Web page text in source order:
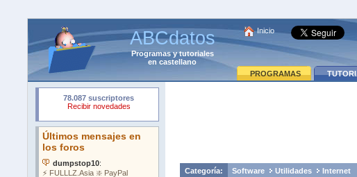
ABCdatos
Programasytutoriales
en castellano
Inicio
PROGRAMAS
Categoría: Software Utilidades Internet